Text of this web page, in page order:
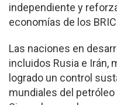
independiente y
economías de los
Las naciones en
incluidos Rusia e Irán,
logrado un control
mundiales del petróleo